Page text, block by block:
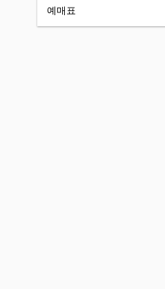
예매표